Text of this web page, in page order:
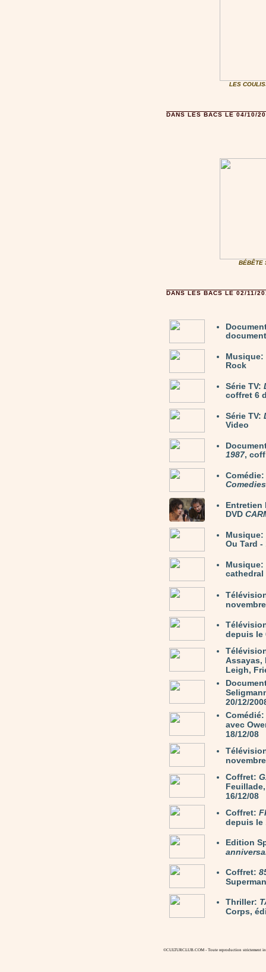
LES
DANS LES BACS LE 04/10/
BÉBÊTE
DANS LES BACS LE 02/11/
Musique:
Rock
Série TV:
coffret 6
Série TV:
Video
1987,
Comédie:
Entretien
DVD
Musique:
Ou Tard -
Musique:
cathedral
depuis le
Assayas,
Leigh,
20/12/
Comédié:
avec
18/12/08
Coffret:
16/12/08
Coffret:
depuis le
Edition
Coffret:
Thriller:
Corps,
©CULTURCLUB.COM - Toute reproduction strictement